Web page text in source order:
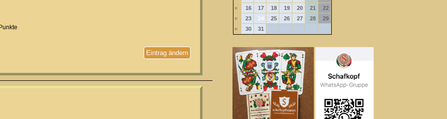
Eintrag ändern
»
16 17 18 19 20 21
22
»
23 24 25 26 27 28
29
»
30 31